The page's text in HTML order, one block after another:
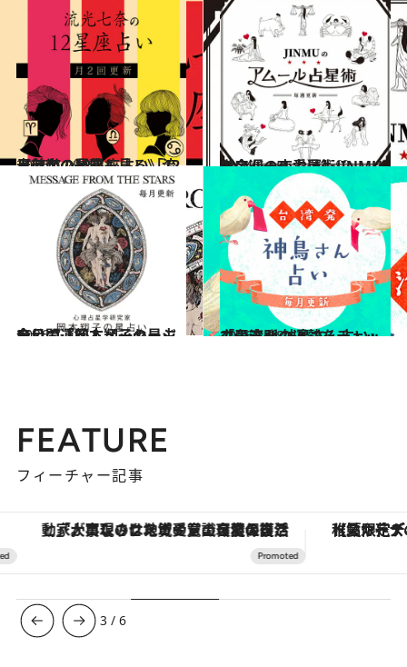
2026.7.29
《ほかの星座も見る》流光七奈の12星座占い「12月前半の運勢」
占い 2024.6.15
【今週の恋愛運】JINMUのアムール占星術♡
占い
2026.7.31
今月の運勢＆メッセージを公開「岡本翔子の星占い」
占い 2026.1.18
「台湾発 神鳥さん占い」で干支別の運勢をチェック！
占い
FEATURE
フィーチャー記事
「大事なのは地域の意識を変えること」。ロレックス賞受賞の自然保護活動家が実現させたナイジェリアの自然環境の復活 【夏限定ディナーコース】旬を
3 /6